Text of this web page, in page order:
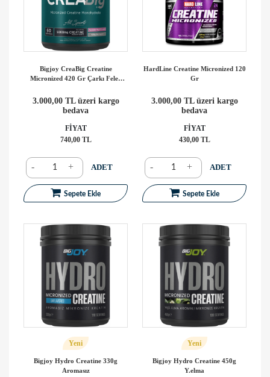
Bigjoy CreaBig Creatine
Micronized 420 Gr Çarkı Felek
3.000,00 TL üzeri kargo
bedava
FİYAT
740,00 TL
- + ADET
Sepete Ekle
HardLine Creatine Micronized 120
Gr
3.000,00 TL üzeri kargo
bedava
FİYAT
430,00 TL
- + ADET
Sepete Ekle
Yeni
Bigjoy Hydro Creatine 330g
Aromasız
Yeni
Bigjoy Hydro Creatine 450g
Y.elma